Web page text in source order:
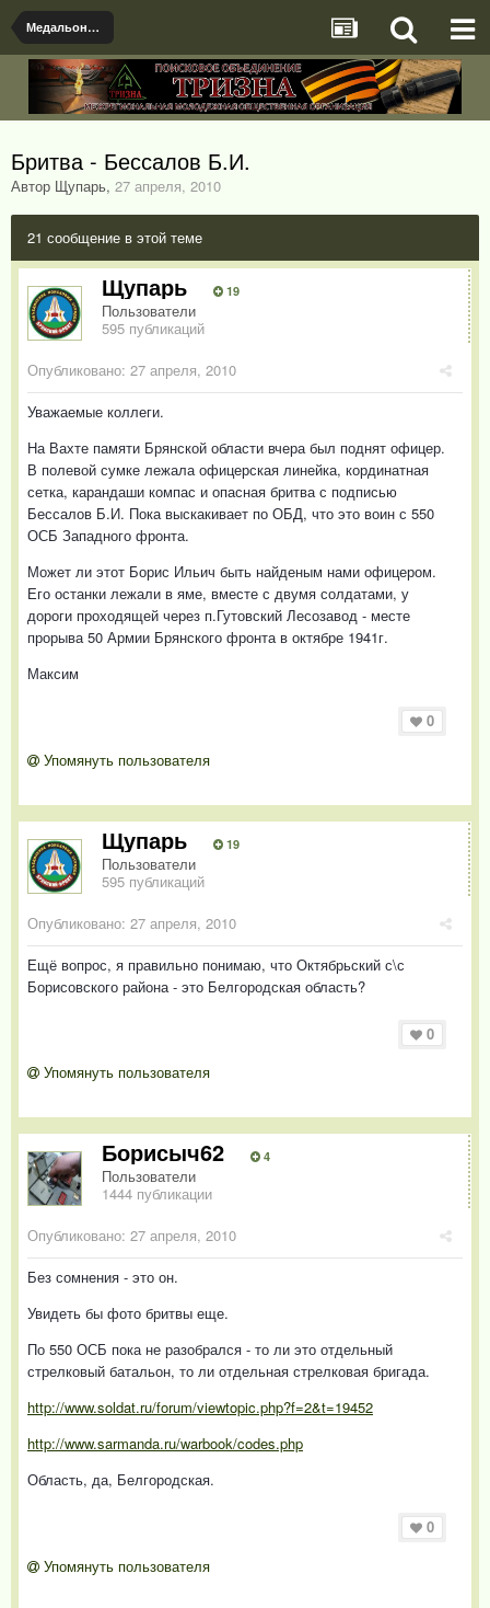
Медальоны, документы и именные предметы найденые поисковыми отрядами
Бритва - Бессалов Б.И.
Автор Щупарь, 27 апреля, 2010
21 сообщение в этой теме
Щупарь 19
Пользователи
595 публикаций
Опубликовано: 27 апреля, 2010
Уважаемые коллеги.
На Вахте памяти Брянской области вчера был поднят офицер.
В полевой сумке лежала офицерская линейка, кординатная
сетка, карандаши компас и опасная бритва с подписью
Бессалов Б.И. Пока выскакивает по ОБД, что это воин с 550
ОСБ Западного фронта.
Может ли этот Борис Ильич быть найденым нами офицером.
Его останки лежали в яме, вместе с двумя солдатами, у
дороги проходящей через п.Гутовский Лесозавод - месте
прорыва 50 Армии Брянского фронта в октябре 1941г.
Максим
0
Упомянуть пользователя
Щупарь 19
Пользователи
595 публикаций
Опубликовано: 27 апреля, 2010
Ещё вопрос, я правильно понимаю, что Октябрьский с\с
Борисовского района - это Белгородская область?
0
Упомянуть пользователя
Борисыч62 4
Пользователи
1444 публикации
Опубликовано: 27 апреля, 2010
Без сомнения - это он.
Увидеть бы фото бритвы еще.
По 550 ОСБ пока не разобрался - то ли это отдельный
стрелковый батальон, то ли отдельная стрелковая бригада.
http://www.soldat.ru/forum/viewtopic.php?f=2&t=19452
http://www.sarmanda.ru/warbook/codes.php
Область, да, Белгородская.
0
Упомянуть пользователя